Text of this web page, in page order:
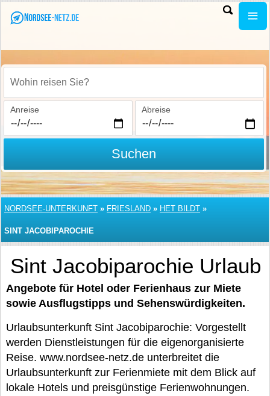
Wohin reisen Sie?
Anreise Abreise
Suchen
NORDSEE-UNTERKUNFT » FRIESLAND » HET BILDT »
SINT JACOBIPAROCHIE
Sint Jacobiparochie Urlaub
Angebote für Hotel oder Ferienhaus zur Miete
sowie Ausflugstipps und Sehenswürdigkeiten.
Urlaubsunterkunft Sint Jacobiparochie: Vorgestellt
werden Dienstleistungen für die eigenorganisierte
Reise. www.nordsee-netz.de unterbreitet die
Urlaubsunterkunft zur Ferienmiete mit dem Blick auf
lokale Hotels und preisgünstige Ferienwohnungen.